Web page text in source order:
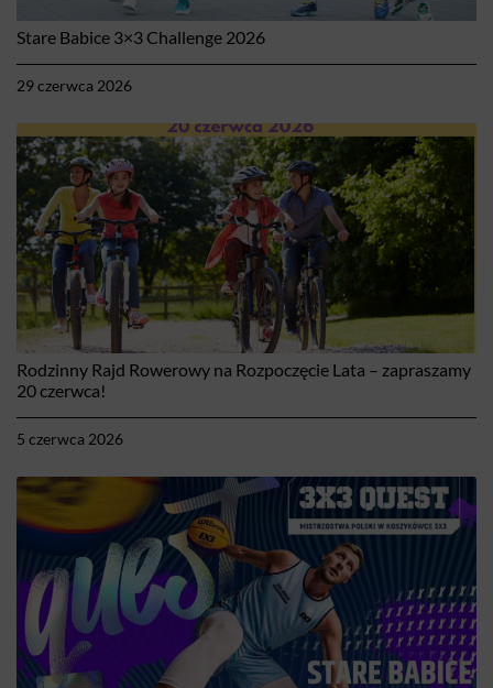
Stare Babice 3×3 Challenge 2026
29 czerwca 2026
Rodzinny Rajd Rowerowy na Rozpoczęcie Lata – zapraszamy
20 czerwca!
5 czerwca 2026